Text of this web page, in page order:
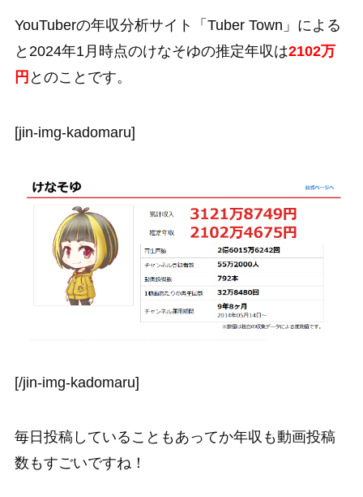
YouTuberの年収分析サイト「Tuber Town」による
と2024年1月時点のけなそゆの推定年収は2102万
円 とのことです。
[jin-img-kadomaru]
[/jin-img-kadomaru]
毎日投稿していることもあってか年収も動画投稿
数もすごいですね！